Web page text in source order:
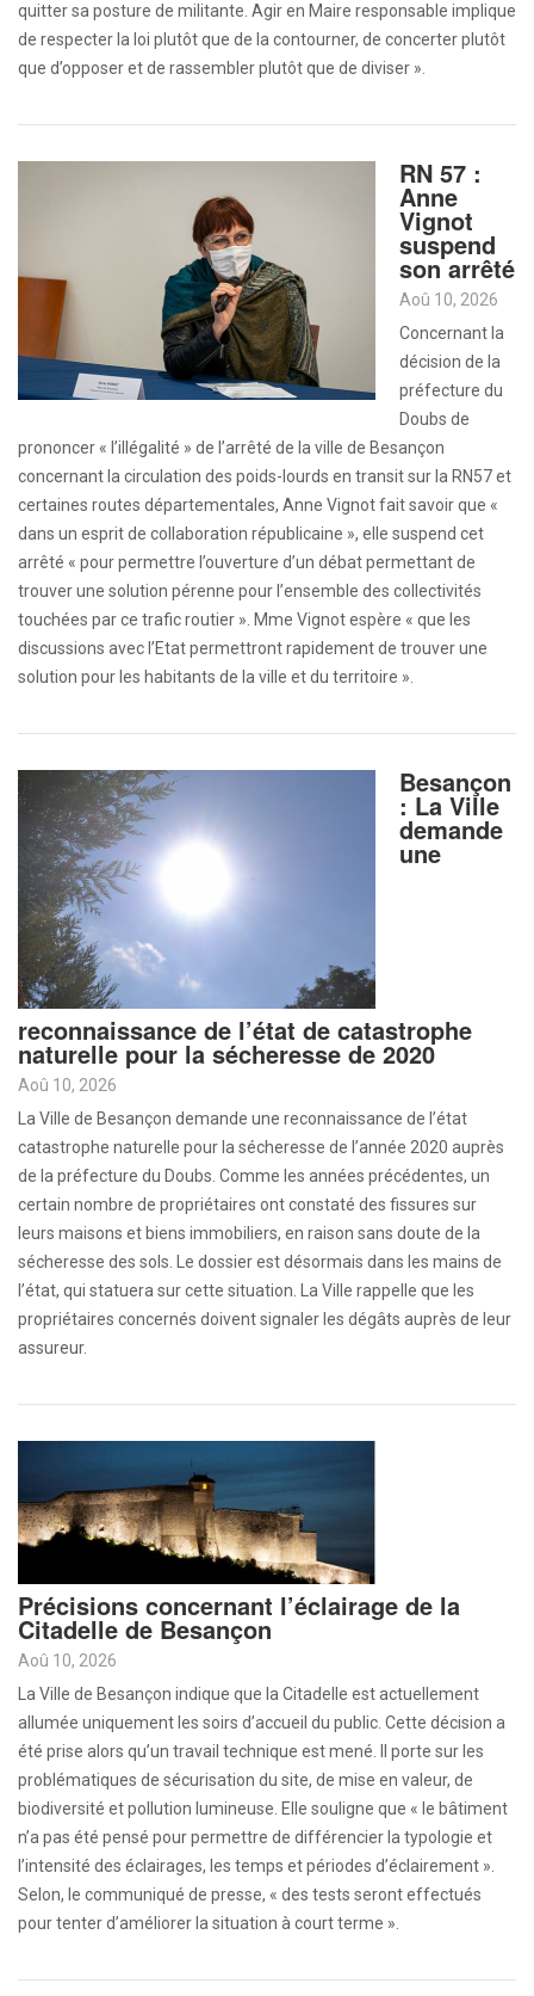
quitter sa posture de militante. Agir en Maire responsable implique
de respecter la loi plutôt que de la contourner, de concerter plutôt
que d’opposer et de rassembler plutôt que de diviser ».
RN 57 :
Anne
Vignot
suspend
son arrêté
Aoû 10, 2026
Concernant la
décision de la
préfecture du
Doubs de
prononcer « l’illégalité » de l’arrêté de la ville de Besançon
concernant la circulation des poids-lourds en transit sur la RN57 et
certaines routes départementales, Anne Vignot fait savoir que «
dans un esprit de collaboration républicaine », elle suspend cet
arrêté « pour permettre l’ouverture d’un débat permettant de
trouver une solution pérenne pour l’ensemble des collectivités
touchées par ce trafic routier ». Mme Vignot espère « que les
discussions avec l’Etat permettront rapidement de trouver une
solution pour les habitants de la ville et du territoire ».
Besançon
: La Ville
demande
une
reconnaissance de l’état de catastrophe
naturelle pour la sécheresse de 2020
Aoû 10, 2026
La Ville de Besançon demande une reconnaissance de l’état
catastrophe naturelle pour la sécheresse de l’année 2020 auprès
de la préfecture du Doubs. Comme les années précédentes, un
certain nombre de propriétaires ont constaté des fissures sur
leurs maisons et biens immobiliers, en raison sans doute de la
sécheresse des sols. Le dossier est désormais dans les mains de
l’état, qui statuera sur cette situation. La Ville rappelle que les
propriétaires concernés doivent signaler les dégâts auprès de leur
assureur.
Précisions concernant l’éclairage de la
Citadelle de Besançon
Aoû 10, 2026
La Ville de Besançon indique que la Citadelle est actuellement
allumée uniquement les soirs d’accueil du public. Cette décision a
été prise alors qu’un travail technique est mené. Il porte sur les
problématiques de sécurisation du site, de mise en valeur, de
biodiversité et pollution lumineuse. Elle souligne que « le bâtiment
n’a pas été pensé pour permettre de différencier la typologie et
l’intensité des éclairages, les temps et périodes d’éclairement ».
Selon, le communiqué de presse, « des tests seront effectués
pour tenter d’améliorer la situation à court terme ».